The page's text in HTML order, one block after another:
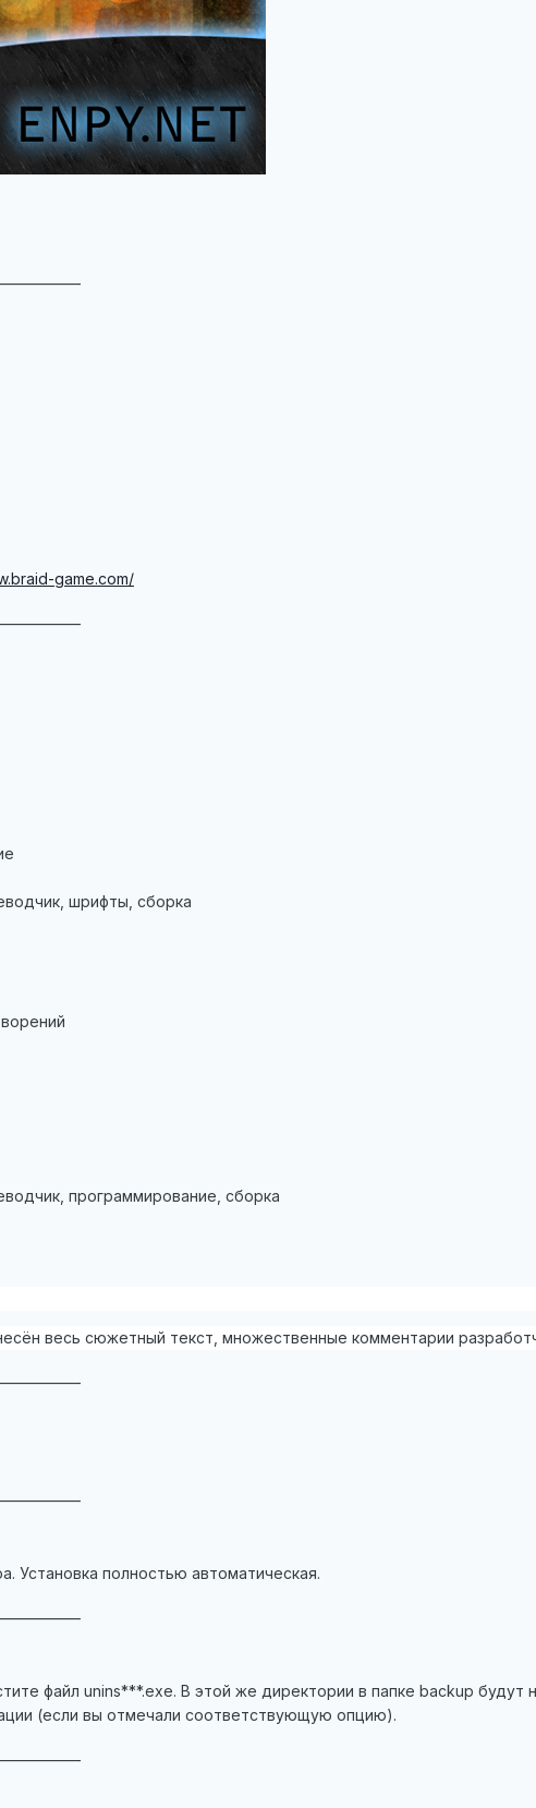
game.com/
шрифты, сборка
программирование, сборка
весь сюжетный текст, множественные комментарии
Установка полностью автоматическая.
файл unins***.exe. В этой же директории в папке backup будут
(если вы отмечали соответствующую опцию).